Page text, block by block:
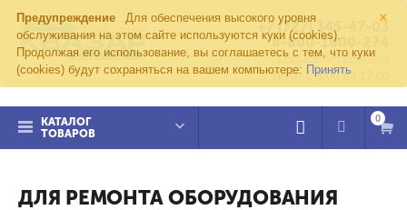
×
Предупреждение
Для обеспечения высокого уровня
обслуживания на этом сайте используются куки (cookies).
Продолжая его использование, вы соглашаетесь с тем, что куки
(cookies) будут сохраняться на вашем компьютере: Принять
+7 (727) 345-47-03
8-800-1000-274
kvazar91@yandex.ru
Пн-пт с 8:00 до 17:00
КАТАЛОГ
ТОВАРОВ
0
ДЛЯ РЕМОНТА ОБОРУДОВАНИЯ